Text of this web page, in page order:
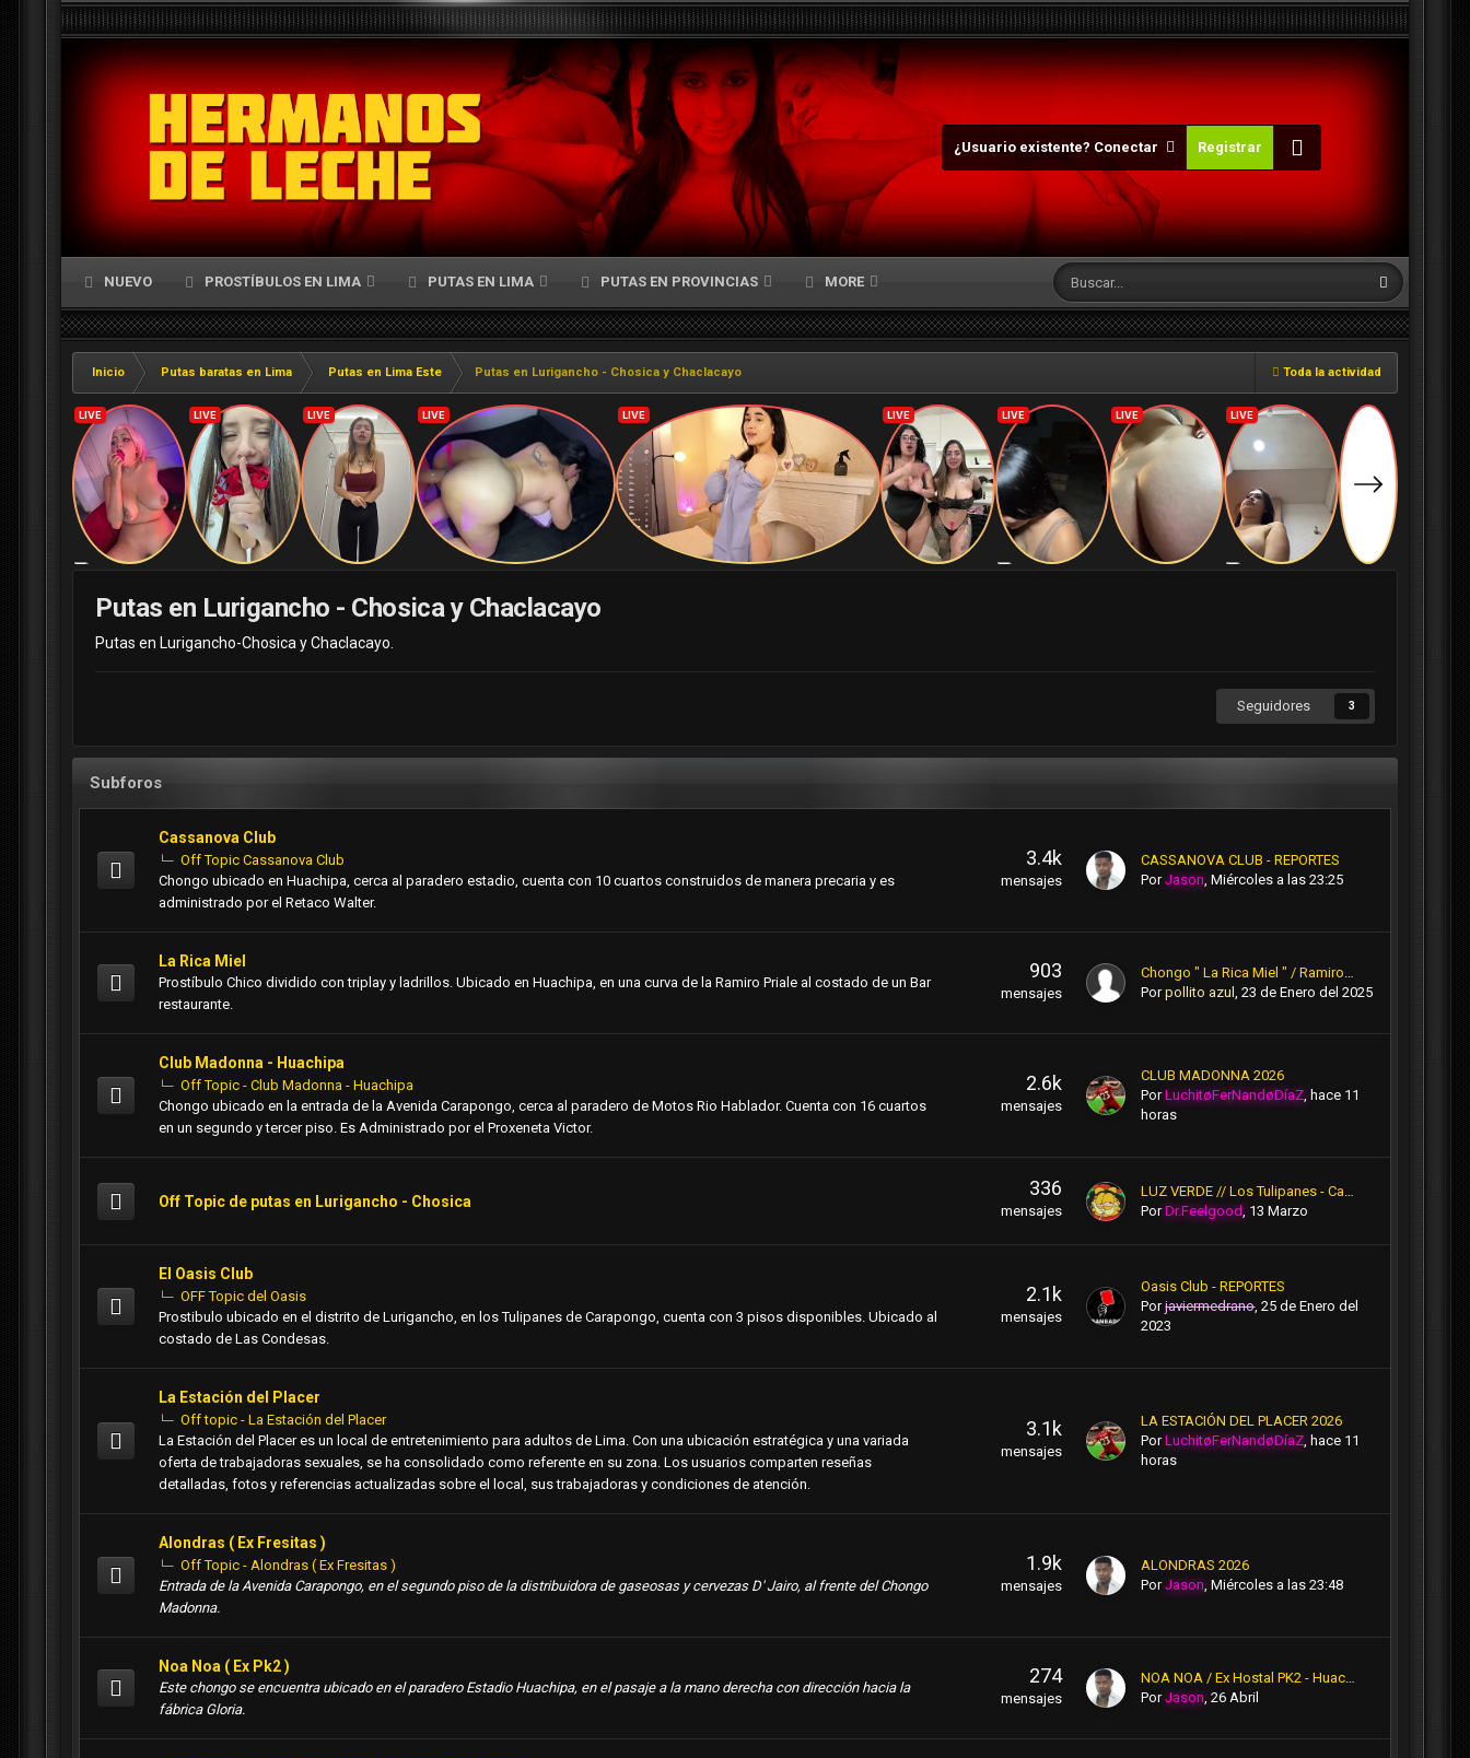
¿Usuario existente? Conectar Registrar
NUEVO PROSTÍBULOS EN LIMA PUTAS EN LIMA PUTAS EN PROVINCIAS MORE
Toda la actividad
Inicio Putas baratas en Lima Putas en Lima Este Putas en Lurigancho - Chosica y Chaclacayo
Putas en Lurigancho - Chosica y Chaclacayo
Putas en Lurigancho-Chosica y Chaclacayo.
Seguidores 3
Subforos
Cassanova Club
Off Topic Cassanova Club
Chongo ubicado en Huachipa, cerca al paradero estadio, cuenta con 10 cuartos construidos de manera precaria y es
administrado por el Retaco Walter.
3.4k
mensajes
CASSANOVA CLUB - REPORTES
PorJason,Miércoles a las 23:25
La Rica Miel
Prostíbulo Chico dividido con triplay y ladrillos. Ubicado en Huachipa, en una curva de la Ramiro Priale al costado de un Bar
restaurante.
903
mensajes
Chongo " La Rica Miel " / Ramiro Priale - Huachipa
Porpollito azul,23 de Enero del 2025
Club Madonna - Huachipa
Off Topic - Club Madonna - Huachipa
Chongo ubicado en la entrada de la Avenida Carapongo, cerca al paradero de Motos Rio Hablador. Cuenta con 16 cuartos
en un segundo y tercer piso. Es Administrado por el Proxeneta Victor.
2.6k
mensajes
CLUB MADONNA 2026
PorLuchitøFerNandøDíaZ, hace 11
horas
Off Topic de putas en Lurigancho - Chosica
336
mensajes
PorDr.Feelgood 13 Marzo
El Oasis Club
OFF Topic del Oasis
Prostibulo ubicado en el distrito de Lurigancho, en los Tulipanes de Carapongo, cuenta con 3 pisos disponibles. Ubicado al
costado de Las Condesas.
2.1k
mensajes
Oasis Club - REPORTES
Porjaviermedrano,25 de Enero del
2023
La Estación del Placer
Off topic - La Estación del Placer
La Estación del Placer es un local de entretenimiento para adultos de Lima. Con una ubicación estratégica y una variada
oferta de trabajadoras sexuales, se ha consolidado como referente en su zona. Los usuarios comparten reseñas
detalladas, fotos y referencias actualizadas sobre el local, sus trabajadoras y condiciones de atención.
3.1k
mensajes
LA ESTACIÓN DEL PLACER 2026
PorLuchitøFerNandøDíaZ, hace 11
horas
Alondras ( Ex Fresitas )
Off Topic - Alondras ( Ex Fresitas )
Entrada de la Avenida Carapongo, en el segundo piso de la distribuidora de gaseosas y cervezas D' Jairo, al frente del Chongo
Madonna.
1.9k
mensajes
ALONDRAS 2026
PorJason,Miércoles a las 23:48
Noa Noa ( Ex Pk2 )
Este chongo se encuentra ubicado en el paradero Estadio Huachipa, en el pasaje a la mano derecha con dirección hacia la
fábrica Gloria.
274
mensajes
NOA NOA / Ex Hostal PK2 - Huachipa.
PorJason,26 Abril